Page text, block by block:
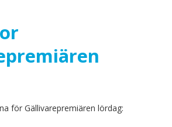
för Gällivarepremiären lördag: